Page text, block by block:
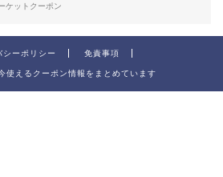
ケットクーポン
シーポリシー 免責事項
えるクーポン情報をまとめています